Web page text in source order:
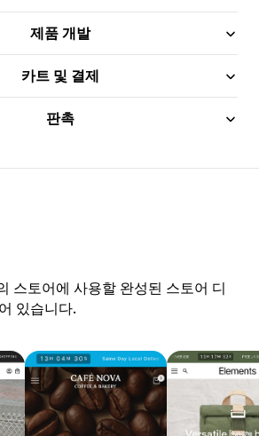
제품 개발
카트 및 결제
판촉
스토어에 사용할 완성된 스토어 디
있습니다.